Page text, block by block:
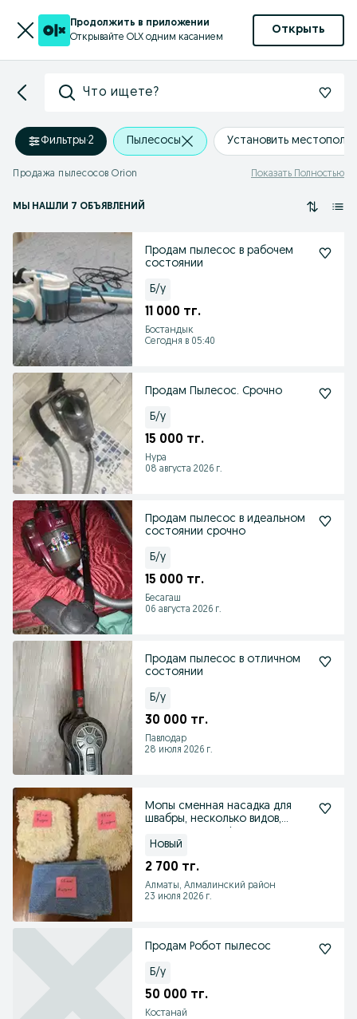
Продолжить в приложении
Открывайте OLX одним касанием
Открыть
Что ищете?
Фильтры·2 Пылесосы Установить
Продажа пылесосов Orion Показать Полностью
МЫ НАШЛИ 7 ОБЪЯВЛЕНИЙ
Продам пылесос в рабочем
состоянии
Б/у
11 000 тг.
Бостандык
Сегодня в 05:40
Продам Пылесос. Срочно
Б/у
15 000 тг.
Нура
08 августа 2026 г.
Продам пылесос в идеальном
состоянии срочно
Б/у
15 000 тг.
Бесагаш
06 августа 2026 г.
Продам пылесос в отличном
состоянии
Б/у
30 000 тг.
Павлодар
28 июля 2026 г.
Мопы сменная насадка для
швабры, несколько видов,
Новый
2 700 тг.
Алматы, Алмалинский район
23 июля 2026 г.
Продам Робот пылесос
Б/у
50 000 тг.
Костанай